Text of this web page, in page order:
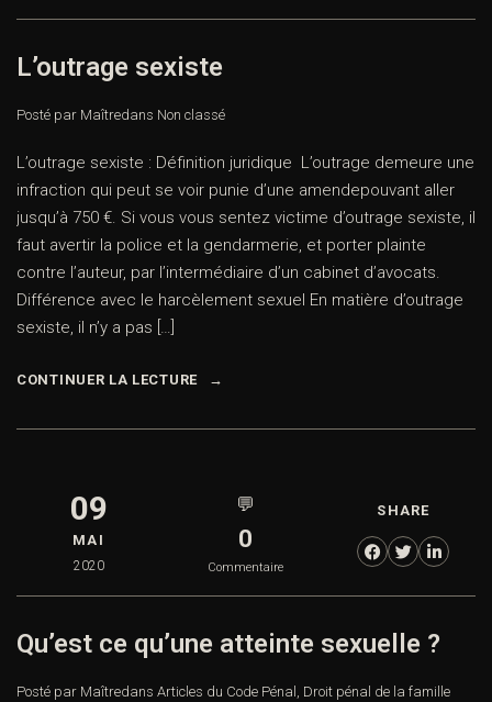
L’outrage sexiste
Posté par Maîtredans Non classé
L’outrage sexiste : Définition juridique L’outrage demeure une
infraction qui peut se voir punie d’une amendepouvant aller
jusqu’à 750 €. Si vous vous sentez victime d’outrage sexiste, il
faut avertir la police et la gendarmerie, et porter plainte
contre l’auteur, par l’intermédiaire d’un cabinet d’avocats.
Différence avec le harcèlement sexuel En matière d’outrage
sexiste, il n’y a pas […]
CONTINUER LA LECTURE
09
MAI
2020
💬
0
Commentaire
SHARE
Qu’est ce qu’une atteinte sexuelle ?
Posté par Maîtredans Articles du Code Pénal , Droit pénal de la famille